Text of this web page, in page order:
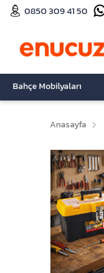
0850 309 41 50
Bahçe Mobilyaları
Anasayfa